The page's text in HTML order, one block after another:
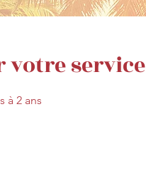
service
à 2 ans